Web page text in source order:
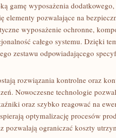
gamę wyposażenia
elementy pozwalające na
wyposażenie ochronne,
całego systemu. Dzięki
zestawu odpowiadającego
rozwiązania kontrolne oraz
Nowoczesne technologie
oraz szybko reagować na
optymalizację procesów
pozwalają ograniczać koszty